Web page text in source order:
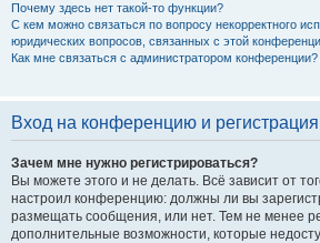
Почему здесь нет такой-то функции?
С кем можно связаться по вопросу некорректного
юридических вопросов, связанных с этой
Как мне связаться с администратором конференции?
Вход на конференцию и регистрация
Зачем мне нужно регистрироваться?
Вы можете этого и не делать. Всё зависит от
настроил конференцию: должны ли вы
размещать сообщения, или нет. Тем не менее
дополнительные возможности, которые